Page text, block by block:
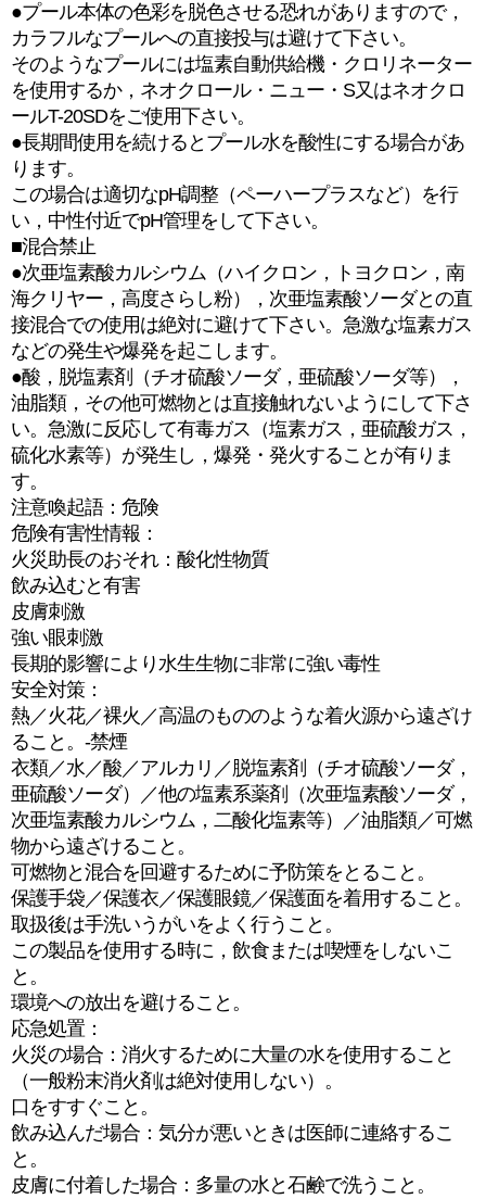
●プール本体の色彩を脱色させる恐れがありますので，
カラフルなプールへの直接投与は避けて下さい。
そのようなプールには塩素自動供給機・クロリネーター
を使用するか，ネオクロール・ニュー・S又はネオクロ
ールT-20SDをご使用下さい。
●長期間使用を続けるとプール水を酸性にする場合があ
ります。
この場合は適切なpH調整（ペーハープラスなど）を行
い，中性付近でpH管理をして下さい。
■混合禁止
●次亜塩素酸カルシウム（ハイクロン，トヨクロン，南
海クリヤー，高度さらし粉），次亜塩素酸ソーダとの直
接混合での使用は絶対に避けて下さい。急激な塩素ガス
などの発生や爆発を起こします。
●酸，脱塩素剤（チオ硫酸ソーダ，亜硫酸ソーダ等），
油脂類，その他可燃物とは直接触れないようにして下さ
い。急激に反応して有毒ガス（塩素ガス，亜硫酸ガス，
硫化水素等）が発生し，爆発・発火することが有りま
す。
注意喚起語：危険
危険有害性情報：
火災助長のおそれ：酸化性物質
飲み込むと有害
皮膚刺激
強い眼刺激
長期的影響により水生生物に非常に強い毒性
安全対策：
熱／火花／裸火／高温のもののような着火源から遠ざけ
ること。-禁煙
衣類／水／酸／アルカリ／脱塩素剤（チオ硫酸ソーダ，
亜硫酸ソーダ）／他の塩素系薬剤（次亜塩素酸ソーダ，
次亜塩素酸カルシウム，二酸化塩素等）／油脂類／可燃
物から遠ざけること。
可燃物と混合を回避するために予防策をとること。
保護手袋／保護衣／保護眼鏡／保護面を着用すること。
取扱後は手洗いうがいをよく行うこと。
この製品を使用する時に，飲食または喫煙をしないこ
と。
環境への放出を避けること。
応急処置：
火災の場合：消火するために大量の水を使用すること
（一般粉末消火剤は絶対使用しない）。
口をすすぐこと。
飲み込んだ場合：気分が悪いときは医師に連絡するこ
と。
皮膚に付着した場合：多量の水と石鹸で洗うこと。